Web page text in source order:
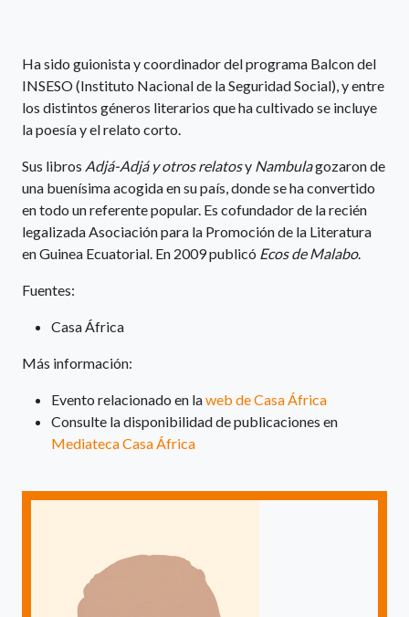
Ha sido guionista y coordinador del programa Balcon del
INSESO (Instituto Nacional de la Seguridad Social), y entre
los distintos géneros literarios que ha cultivado se incluye
la poesía y el relato corto.
Sus libros Adjá-Adjá y otros relatosy Nambulagozaron de
una buenísima acogida en su país, donde se ha convertido
en todo un referente popular. Es cofundador de la recién
legalizada Asociación para la Promoción de la Literatura
en Guinea Ecuatorial. En 2009 publicó Ecos de Malabo.
Fuentes:
Casa África
Más información:
Evento relacionado en laweb de Casa África
Consulte la disponibilidad de publicaciones en
Mediateca Casa África